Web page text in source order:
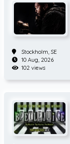
Stockholm, SE
10 Aug, 2026
102 views